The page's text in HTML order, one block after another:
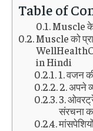
Table of
Muscle के
Muscle को
in Hindi
1. वजन
2. अपने
3.
संरचना